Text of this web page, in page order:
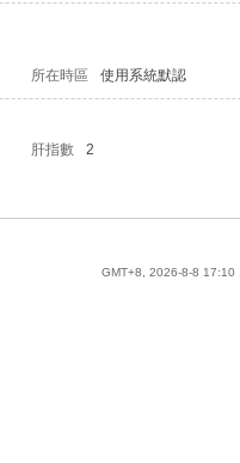
所在時區 使用系統默認
肝指數
2
GMT+8, 2026-8-8 17:10